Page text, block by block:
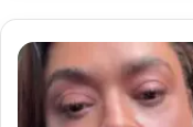
Preta
explica